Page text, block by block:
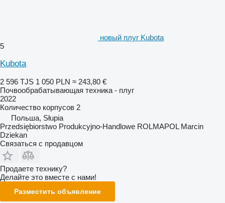
новый плуг Kubota
5
Kubota
2 596 TJS 1 050 PLN ≈ 243,80 €
Почвообрабатывающая техника - плуг
2022
Количество корпусов 2
Польша, Słupia
Przedsiębiorstwo Produkcyjno-Handlowe ROLMAPOL Marcin
Dziekan
Связаться с продавцом
Продаете технику?
Делайте это вместе с нами!
Разместить объявление